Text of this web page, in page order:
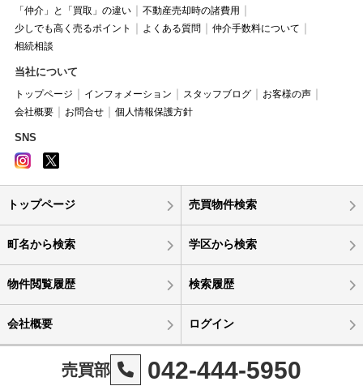
「仲介」と「買取」の違い
不動産売却時の諸費用
少しでも高く売るポイント
よくある質問
仲介手数料について
相続相談
当社について
トップページ インフォメーション スタッフブログ
お客様の声
会社概要
お問合せ 個人情報保護方針
SNS
トップページ 売買物件検索
町名から検索 学区から検索
物件閲覧履歴 検索履歴
会社概要 ログイン
売買部 042-444-5950